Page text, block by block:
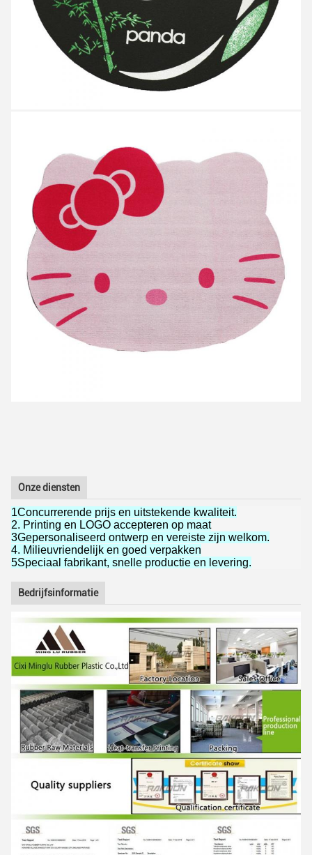
Onze diensten
1Concurrerende prijs en uitstekende kwaliteit.
2. Printing en LOGO accepteren op maat
3Gepersonaliseerd ontwerp en vereiste zijn welkom.
4. Milieuvriendelijk en goed verpakken
5Speciaal fabrikant, snelle productie en levering.
Bedrijfsinformatie